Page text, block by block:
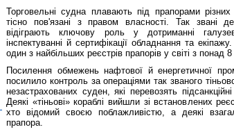
Торговельні судна плавають під прапорами
тісно пов'язані з правом власності. Так звані
відіграють ключову роль у дотриманні
інспектуванні й сертифікації обладнання та
один з найбільших реєстрів прапорів у світі з понад
Посилення обмежень нафтової й енергетичної
посилило контроль за операціями так званого
незастрахованих суден, які перевозять
Деякі «тіньові» кораблі вийшли зі встановлених
хто відомий своєю поблажливістю, а деякі
прапора.